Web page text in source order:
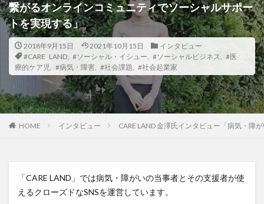
繋がるオンラインコミュニティでソーシャルサポー
トを実現する」
2018年9月15日 2021年10月15日
インタビュー
#CARE LAND, #ソーシャル・イシュー #ソーシャルビジネス
#医
療的ケア児
#病気・障害 #社会課題 #社会起業家
HOME インタビュー CARE LAND 金澤氏インタビュー「病気・障
「CARE LAND」では病気・障がいの当事者とその支援者が使
えるクローズドなSNSを運営しています。